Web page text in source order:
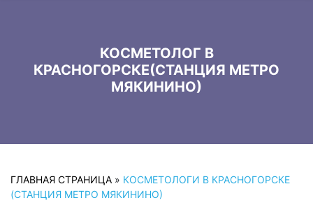
КОСМЕТОЛОГ В
КРАСНОГОРСКЕ(СТАНЦИЯ МЕТРО
МЯКИНИНО)
ГЛАВНАЯ СТРАНИЦА » КОСМЕТОЛОГИ В КРАСНОГОРСКЕ
(СТАНЦИЯ МЕТРО МЯКИНИНО)